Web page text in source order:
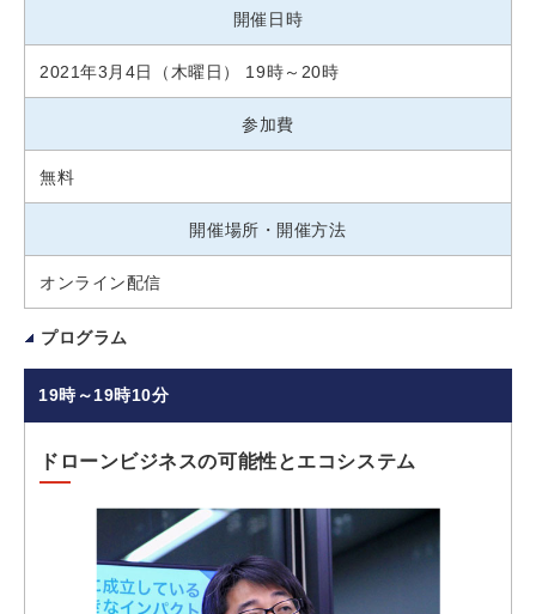
開催日時
2021年3月4日（木曜日） 19時～20時
参加費
無料
開催場所・開催方法
オンライン配信
プログラム
19時～19時10分
ドローンビジネスの可能性とエコシステム